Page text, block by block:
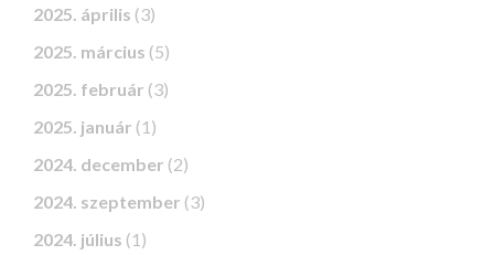
2025. április (3)
2025. március (5)
2025. február (3)
2025. január (1)
2024. december (2)
2024. szeptember (3)
2024. július (1)